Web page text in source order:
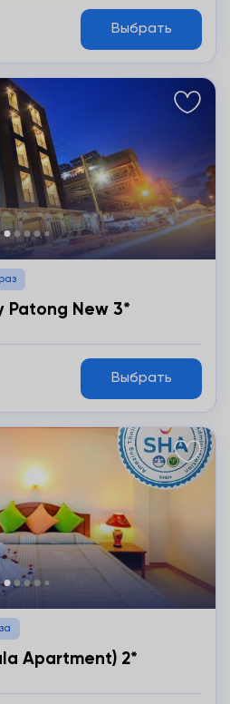
Выбрать
Patong New 3*
Выбрать
Apartment) 2*